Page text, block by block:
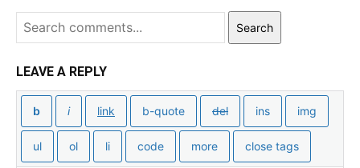
Search
LEAVE A REPLY